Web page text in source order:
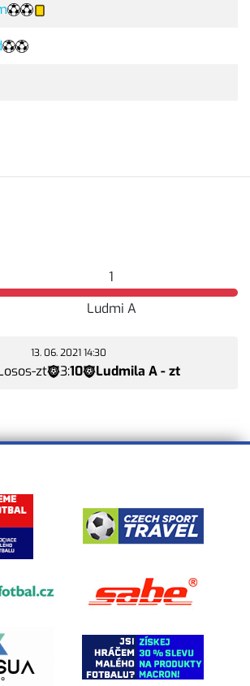
1
Ludmi A
13. 06. 2021 14:30
zt 3:10 Ludmila A - zt